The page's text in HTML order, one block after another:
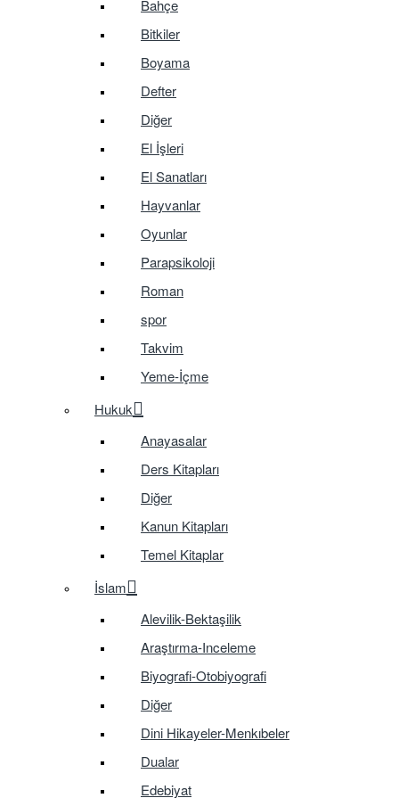
Bahçe
Bitkiler
Boyama
Defter
Diğer
El İşleri
El Sanatları
Hayvanlar
Oyunlar
Parapsikoloji
Roman
spor
Takvim
Yeme-İçme
Hukuk
Anayasalar
Ders Kitapları
Diğer
Kanun Kitapları
Temel Kitaplar
İslam
Alevilik-Bektaşilik
Araştırma-Inceleme
Biyografi-Otobiyografi
Diğer
Dini Hikayeler-Menkıbeler
Dualar
Edebiyat